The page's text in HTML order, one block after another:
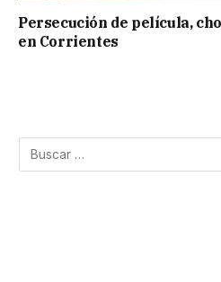
Persecución de película,
en Corrientes